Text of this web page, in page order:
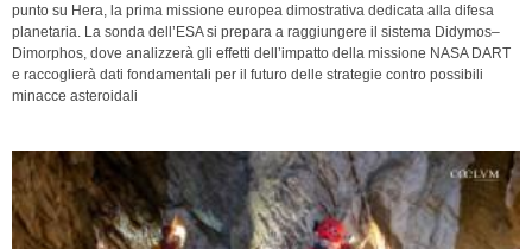
punto su Hera, la prima missione europea dimostrativa dedicata alla difesa
planetaria. La sonda dell’ESA si prepara a raggiungere il sistema Didymos–
Dimorphos, dove analizzerà gli effetti dell’impatto della missione NASA DART
e raccoglierà dati fondamentali per il futuro delle strategie contro possibili
minacce asteroidali